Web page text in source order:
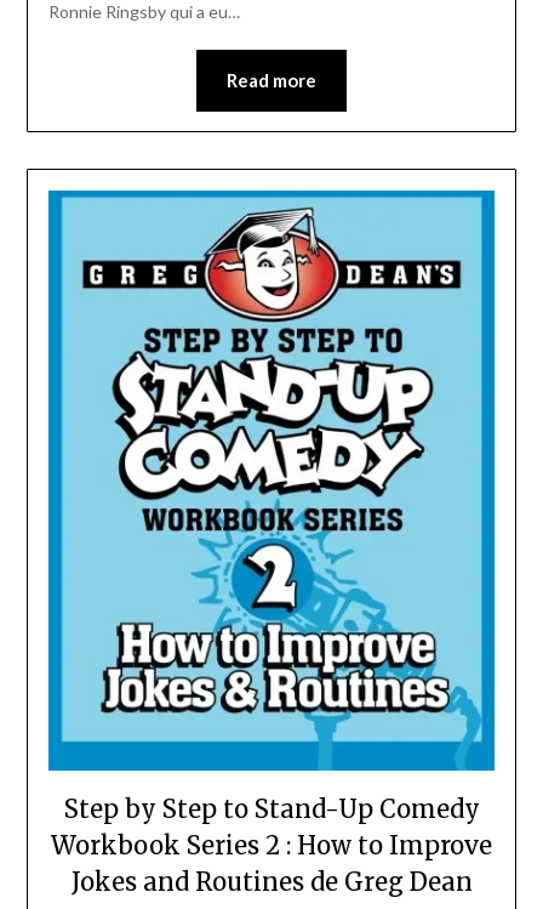
Ronnie Ringsby qui a eu…
Read more
Step by Step to Stand-Up Comedy
Workbook Series 2 : How to Improve
Jokes and Routines de Greg Dean